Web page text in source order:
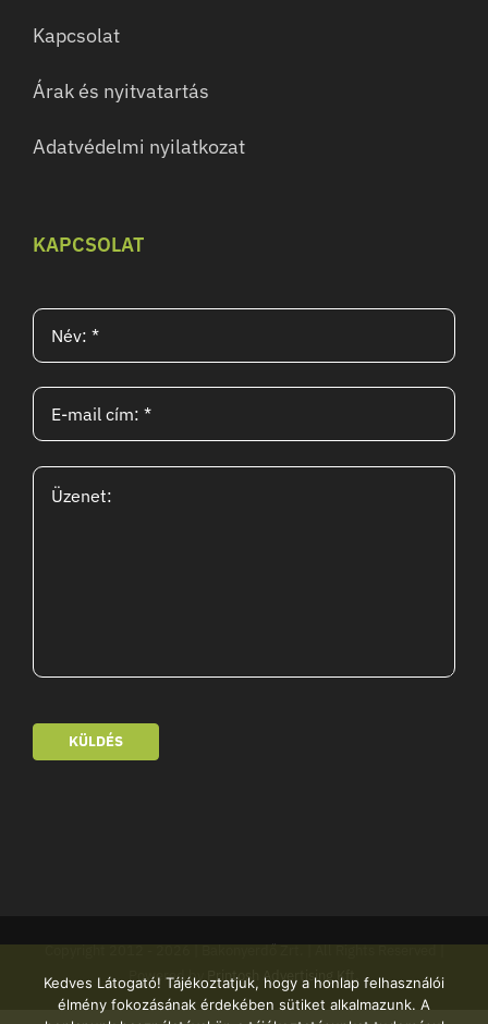
Kapcsolat
Árak és nyitvatartás
Adatvédelmi nyilatkozat
KAPCSOLAT
KÜLDÉS
Copyright 2012 -2026 | Bakonyerdő Zrt. | All Rights Reserved |
Powered by
Printosh Advertising Kft.
Kedves Látogató! Tájékoztatjuk, hogy a honlap felhasználói
élmény fokozásának érdekében sütiket alkalmazunk. A